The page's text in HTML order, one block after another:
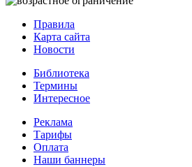
Правила
Карта сайта
Новости
Библиотека
Термины
Интересное
Реклама
Тарифы
Оплата
Наши баннеры